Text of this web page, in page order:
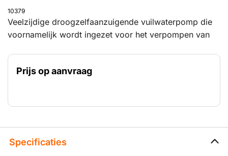
10379
Veelzijdige droogzelfaanzuigende vuilwaterpomp die
voornamelijk wordt ingezet voor het verpompen van
centrifugaalpomp die wordt aangedreven door een 25
kW dieselmotor. De pomp heeft een capaciteit van 385
meter of tussen de 70 tot 100 meter zuiglengte. Het
vooraf opvullen met water is bij deze vuilwaterpomp
Prijs op aanvraag
Specificaties